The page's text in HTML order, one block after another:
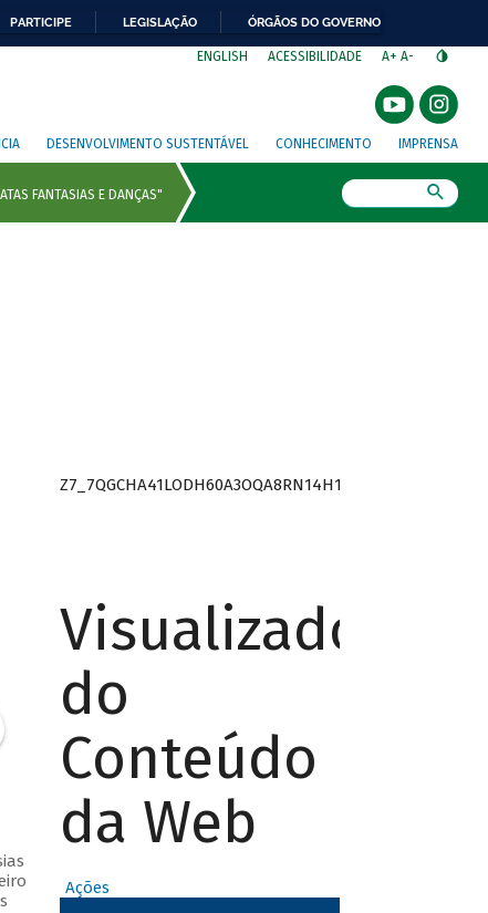
PARTICIPE LEGISLAÇÃO ÓRGÃOS DO GOVERNO
ENGLISH ACESSIBILIDADE A+ A-
DESENVOLVIMENTO SUSTENTÁVEL CONHECIMENTO IMPRENSA
Z7_7QGCHA41LODH60A3OQA8RN14H1
Visualizador
do
Conteúdo
da Web
Ações